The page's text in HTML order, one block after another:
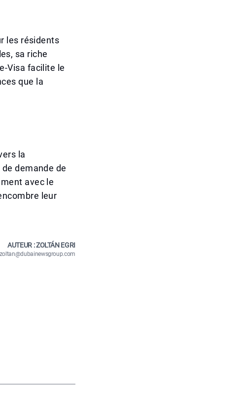
les résidents
sa riche
Visa facilite le
que la
la
demande de
avec le
leur
AUTEUR : ZOLTÁN EGRI